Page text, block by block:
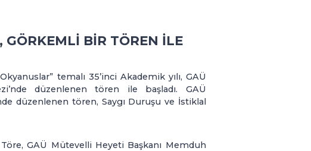
BİR TÖREN İLE
temalı 35’inci Akademik yılı, GAÜ
düzenlenen tören ile başladı. GAÜ
düzenlenen tören, Saygı Duruşu ve İstiklal
GAÜ Mütevelli Heyeti Başkanı Memduh